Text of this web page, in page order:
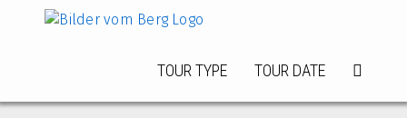
TOUR TYPE TOUR DATE